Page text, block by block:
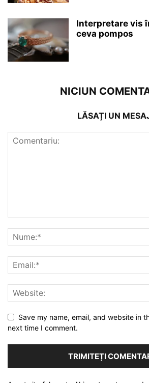
Interpretare vis
ceva pompos
NICIUN
LĂSAȚI UN
Save my name, email, and website in
next time I comment.